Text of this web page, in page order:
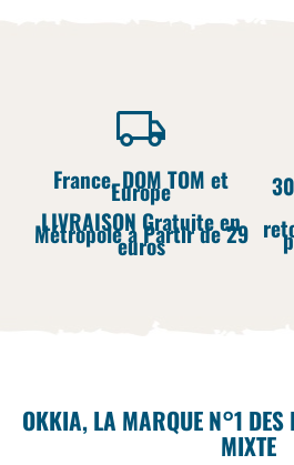
France, DOM TOM et
Europe
LIVRAISON Gratuite en
Métropole à Partir de 29
euros
OKKIA, LA MARQUE N°1 DES
MIXTE